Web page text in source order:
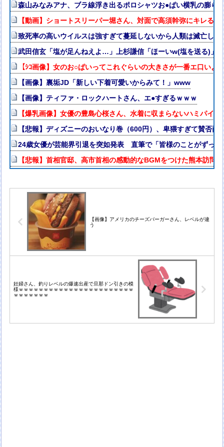
森山みなみアナ、ブラ線浮き出るポロシャツお●ぱい横乳の膨ら
【動画】ショートスリーパー堀さん、対面で高須幹弥にキレる
致死率の高いウイルスは強すぎて蔓延しないから人類は滅亡しな
武田信玄「塩が足んねえよ…」上杉謙信「ほーいw(塩を送る)」
【ｼｺ画像】女のお○ぱいってこれぐらいの大きさが一番エ口いよ
【画像】裏垢JD「新しい下着可愛いからみて！」www
【画像】ティファ・ロックハートさん、エ●すぎるｗｗｗ
【爆乳画像】女優の豊島心桜さん、水着に収まらないハミパイ
【悲報】ディズニーのおいなり巻（600円）、卑猥すぎて賛否
24歳女優が芸能界引退を突如発表 直筆で「皆様のことがずっと
【悲報】首相官邸、高市首相の感動的なBGMをつけた熊本訪問
【画像】アメリカのチーズバーガーさん、レベルが違
う
妊婦さん、釣りレベルの爆速出産で旦那ドン引きの模
様ｗｗｗｗｗｗｗｗｗｗｗｗｗｗｗｗｗｗｗｗｗｗｗ
ｗｗｗｗｗｗｗ